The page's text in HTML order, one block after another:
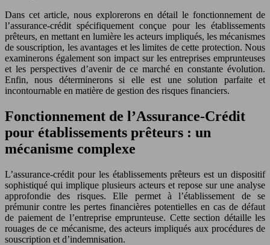
Dans cet article, nous explorerons en détail le fonctionnement de
l’assurance-crédit spécifiquement conçue pour les établissements
prêteurs, en mettant en lumière les acteurs impliqués, les mécanismes
de souscription, les avantages et les limites de cette protection. Nous
examinerons également son impact sur les entreprises emprunteuses
et les perspectives d’avenir de ce marché en constante évolution.
Enfin, nous déterminerons si elle est une solution parfaite et
incontournable en matière de gestion des risques financiers.
Fonctionnement de l’Assurance-Crédit
pour établissements prêteurs : un
mécanisme complexe
L’assurance-crédit pour les établissements prêteurs est un dispositif
sophistiqué qui implique plusieurs acteurs et repose sur une analyse
approfondie des risques. Elle permet à l’établissement de se
prémunir contre les pertes financières potentielles en cas de défaut
de paiement de l’entreprise emprunteuse. Cette section détaille les
rouages de ce mécanisme, des acteurs impliqués aux procédures de
souscription et d’indemnisation.